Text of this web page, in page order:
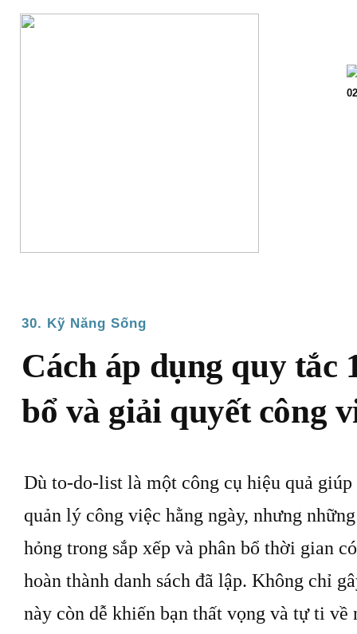
30. Kỹ Năng Sống
Cách áp dụng quy tắc
bổ và giải quyết công
Dù to-do-list là một công cụ hiệu quả
quản lý công việc hằng ngày, nhưng
hỏng trong sắp xếp và phân bổ thời gian
hoàn thành danh sách đã lập. Không chỉ
này còn dễ khiến bạn thất vọng và tự ti